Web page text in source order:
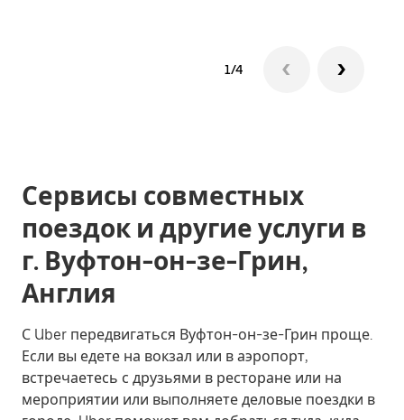
1/4
Сервисы совместных
поездок и другие услуги в
г. Вуфтон-он-зе-Грин,
Англия
С Uber передвигаться Вуфтон-он-зе-Грин проще.
Если вы едете на вокзал или в аэропорт,
встречаетесь с друзьями в ресторане или на
мероприятии или выполняете деловые поездки в